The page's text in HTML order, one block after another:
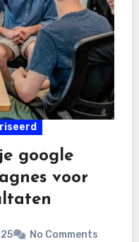
google
voor
No Comments